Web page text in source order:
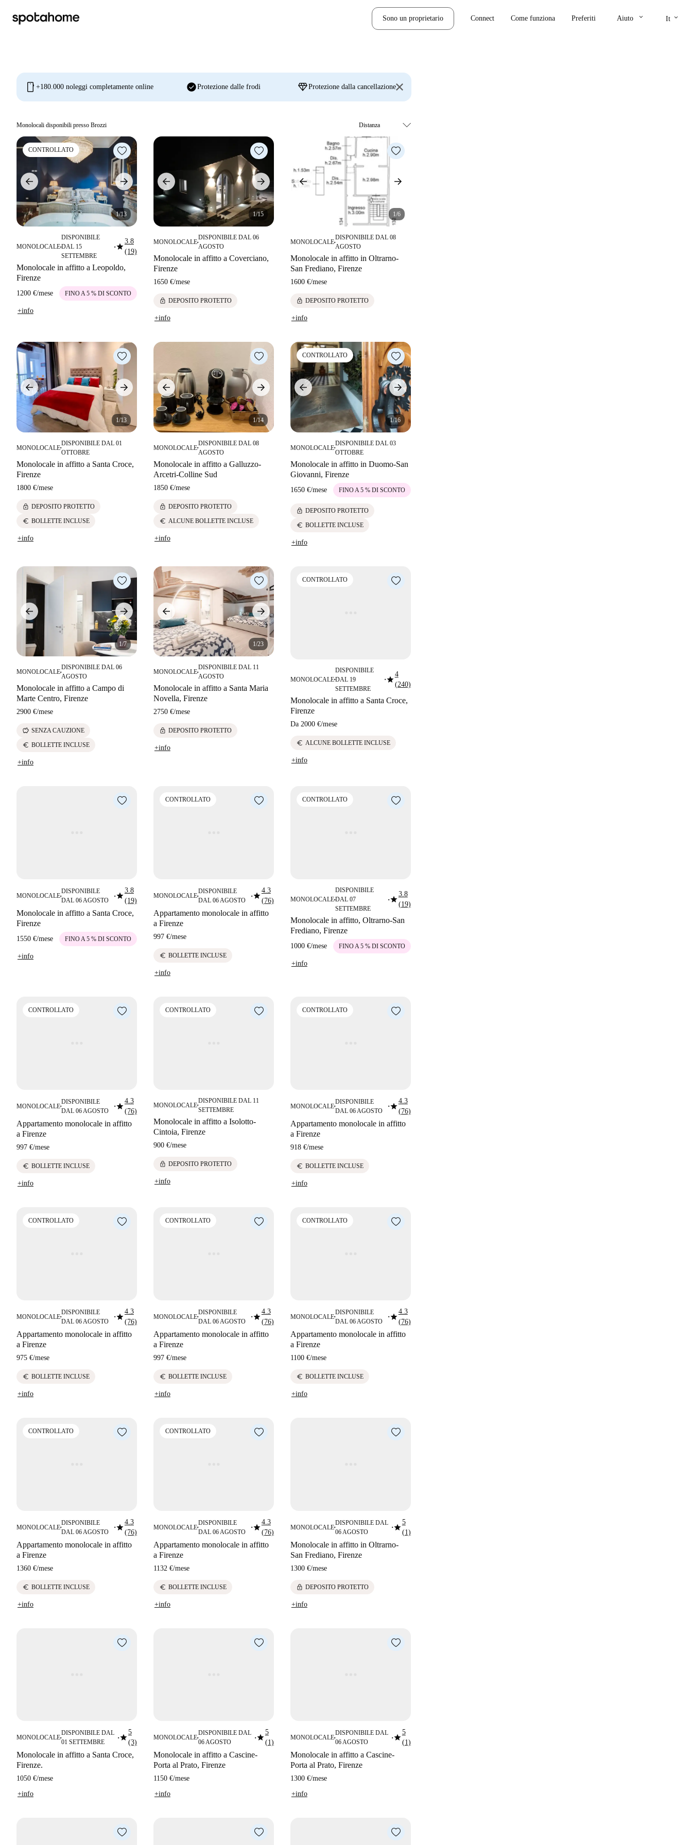
Sono un proprietario Connect Come funziona Preferiti Aiuto keyboard_arrow_down It keyboard_arrow_down
mobile +180.000 noleggi completamente online check_circleProtezione dalle frodi diamondProtezione dalla cancellazione
Monolocali disponibili presso Brozzi
CONTROLLATO
1/13
MONOLOCALE■
DISPONIBILE
DAL 15
SETTEMBRE
■star3.8
(19)
Monolocale in affitto a Leopoldo,
Firenze
1200 €/mese FINO A 5 % DI SCONTO
+info
1/15
MONOLOCALE■
DISPONIBILE DAL 06
AGOSTO
Monolocale in affitto a Coverciano,
Firenze
1650 €/mese
lock DEPOSITO PROTETTO
+info
1/6
MONOLOCALE■
DISPONIBILE DAL 08
AGOSTO
Monolocale in affitto in Oltrarno-
San Frediano, Firenze
1600 €/mese
lock DEPOSITO PROTETTO
+info
1/13
MONOLOCALE■
DISPONIBILE DAL 01
OTTOBRE
Monolocale in affitto a Santa Croce,
Firenze
1800 €/mese
lock DEPOSITO PROTETTO
euro BOLLETTE INCLUSE
+info
1/14
MONOLOCALE■
DISPONIBILE DAL 08
AGOSTO
Monolocale in affitto a Galluzzo-
Arcetri-Colline Sud
1850 €/mese
lock DEPOSITO PROTETTO
euro ALCUNE BOLLETTE INCLUSE
+info
CONTROLLATO
1/16
MONOLOCALE■
DISPONIBILE DAL 03
OTTOBRE
Monolocale in affitto in Duomo-San
Giovanni, Firenze
1650 €/mese FINO A 5 % DI SCONTO
lock DEPOSITO PROTETTO
euro BOLLETTE INCLUSE
+info
1/7
MONOLOCALE■
DISPONIBILE DAL 06
AGOSTO
Monolocale in affitto a Campo di
Marte Centro, Firenze
2900 €/mese
savings SENZA CAUZIONE
euro BOLLETTE INCLUSE
+info
1/23
MONOLOCALE■
DISPONIBILE DAL 11
AGOSTO
Monolocale in affitto a Santa Maria
Novella, Firenze
2750 €/mese
lock DEPOSITO PROTETTO
+info
CONTROLLATO
MONOLOCALE■
DISPONIBILE
DAL 19
SETTEMBRE
■star4
(240)
Monolocale in affitto a Santa Croce,
Firenze
Da 2000 €/mese
euro ALCUNE BOLLETTE INCLUSE
+info
MONOLOCALE■
DISPONIBILE
DAL 06 AGOSTO
■star3.8
(19)
Monolocale in affitto a Santa Croce,
Firenze
1550 €/mese FINO A 5 % DI SCONTO
+info
CONTROLLATO
MONOLOCALE■
DISPONIBILE
DAL 06 AGOSTO
■star4.3
(76)
Appartamento monolocale in affitto
a Firenze
997 €/mese
euro BOLLETTE INCLUSE
+info
CONTROLLATO
MONOLOCALE■
DISPONIBILE
DAL 07
SETTEMBRE
■star3.8
(19)
Monolocale in affitto, Oltrarno-San
Frediano, Firenze
1000 €/mese FINO A 5 % DI SCONTO
+info
CONTROLLATO
MONOLOCALE■
DISPONIBILE
DAL 06 AGOSTO
■star4.3
(76)
Appartamento monolocale in affitto
a Firenze
997 €/mese
euro BOLLETTE INCLUSE
+info
CONTROLLATO
MONOLOCALE■
DISPONIBILE DAL 11
SETTEMBRE
Monolocale in affitto a Isolotto-
Cintoia, Firenze
900 €/mese
lock DEPOSITO PROTETTO
+info
CONTROLLATO
MONOLOCALE■
DISPONIBILE
DAL 06 AGOSTO
■star4.3
(76)
Appartamento monolocale in affitto
a Firenze
918 €/mese
euro BOLLETTE INCLUSE
+info
CONTROLLATO
MONOLOCALE■
DISPONIBILE
DAL 06 AGOSTO
■star4.3
(76)
Appartamento monolocale in affitto
a Firenze
975 €/mese
euro BOLLETTE INCLUSE
+info
CONTROLLATO
MONOLOCALE■
DISPONIBILE
DAL 06 AGOSTO
■star4.3
(76)
Appartamento monolocale in affitto
a Firenze
997 €/mese
euro BOLLETTE INCLUSE
+info
CONTROLLATO
MONOLOCALE■
DISPONIBILE
DAL 06 AGOSTO
■star4.3
(76)
Appartamento monolocale in affitto
a Firenze
1100 €/mese
euro BOLLETTE INCLUSE
+info
CONTROLLATO
MONOLOCALE■
DISPONIBILE
DAL 06 AGOSTO
■star4.3
(76)
Appartamento monolocale in affitto
a Firenze
1360 €/mese
euro BOLLETTE INCLUSE
+info
CONTROLLATO
MONOLOCALE■
DISPONIBILE
DAL 06 AGOSTO
■star4.3
(76)
Appartamento monolocale in affitto
a Firenze
1132 €/mese
euro BOLLETTE INCLUSE
+info
MONOLOCALE■
DISPONIBILE DAL
06 AGOSTO
■star5
(1)
Monolocale in affitto in Oltrarno-
San Frediano, Firenze
1300 €/mese
lock DEPOSITO PROTETTO
+info
MONOLOCALE■
DISPONIBILE DAL
01 SETTEMBRE
■star5
(3)
Monolocale in affitto a Santa Croce,
Firenze.
1050 €/mese
+info
MONOLOCALE■
DISPONIBILE DAL
06 AGOSTO
■star5
(1)
Monolocale in affitto a Cascine-
Porta al Prato, Firenze
1150 €/mese
+info
MONOLOCALE■
DISPONIBILE DAL
06 AGOSTO
■star5
(1)
Monolocale in affitto a Cascine-
Porta al Prato, Firenze
1300 €/mese
+info